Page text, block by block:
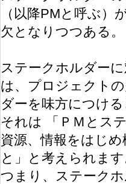
（以降PMと呼ぶ）
欠となりつつある。
ステークホルダー
は、プロジェクト
ダーを味方につけ
それは 「ＰＭとス
資源、情報をはじ
と」と考えられます
つまり、ステーク